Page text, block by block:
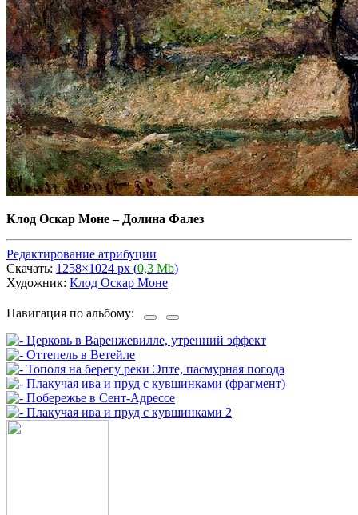
Клод Оскар Моне– Долина Фалез
Редактирование атрибуции
Скачать: 1258×1024 px (0,3 Mb)
Художник: Клод Оскар Моне
Навигация по альбому: